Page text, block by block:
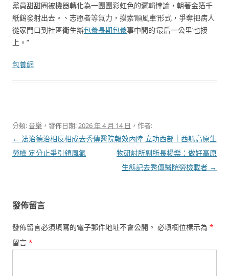
黨員甜甜圈被機器轉化為一團團彩虹色的邏輯悖論，朝著金箔千
紙鶴發射出去。、志愿者等氣力，摸索‘順風車’形式，爭奪把病人
從家門口到社區衛生辦包養長期包養事中間的‘最后一公里’也接
上。”
包養網
分類:音樂 ，發佈日期:2026 年 4 月 14 日 ，作者:
文
章
← 法治德治相反相成去秀傳醫院
勞檢 定分止爭引領風氣
報效內陸 立功西部｜西躲高原生
物研討所副所長楊樂：做好高原
生態記去秀傳醫院勞檢載者 →
發佈留言
發佈留言必須填寫的電子郵件地址不會公開。 必填欄位標示為 *
留言 *